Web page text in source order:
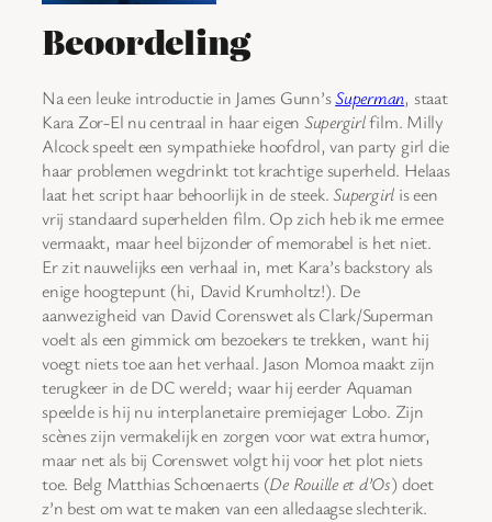
Beoordeling
Na een leuke introductie in James Gunn’sSuperman, staat
Kara Zor-El nu centraal in haar eigen Supergirlfilm. Milly
Alcock speelt een sympathieke hoofdrol, van party girl die
haar problemen wegdrinkt tot krachtige superheld. Helaas
laat het script haar behoorlijk in de steek.Supergirl is een
vrij standaard superhelden film. Op zich heb ik me ermee
vermaakt, maar heel bijzonder of memorabel is het niet.
Er zit nauwelijks een verhaal in, met Kara’s backstory als
enige hoogtepunt (hi, David Krumholtz!). De
aanwezigheid van David Corenswet als Clark/Superman
voelt als een gimmick om bezoekers te trekken, want hij
voegt niets toe aan het verhaal. Jason Momoa maakt zijn
terugkeer in de DC wereld; waar hij eerder Aquaman
speelde is hij nu interplanetaire premiejager Lobo. Zijn
scènes zijn vermakelijk en zorgen voor wat extra humor,
maar net als bij Corenswet volgt hij voor het plot niets
toe. Belg Matthias Schoenaerts (De Rouille et d’Os) doet
z’n best om wat te maken van een alledaagse slechterik.